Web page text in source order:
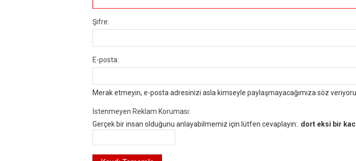
Şifre:
E-posta:
Merak etmeyin, e-posta adresinizi asla kimseyle paylaşmayacağımıza söz
İstenmeyen Reklam Koruması:
Gerçek bir insan olduğunu anlayabilmemiz için lütfen cevaplayın:. dort eksi bir